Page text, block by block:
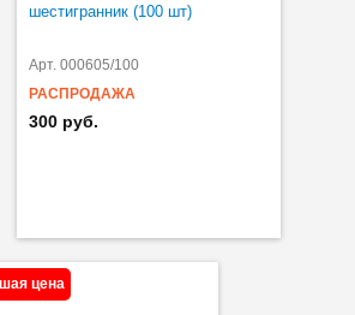
шестигранник (100 шт)
Арт. 000605/100
РАСПРОДАЖА
300 руб.
цена